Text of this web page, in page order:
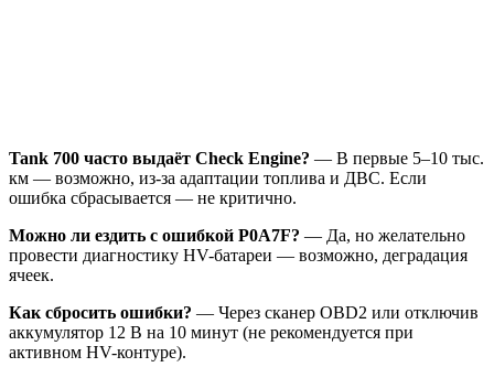
Tank 700 часто выдаёт Check Engine? — В первые 5–10 тыс.
км — возможно, из-за адаптации топлива и ДВС. Если
ошибка сбрасывается — не критично.
Можно ли ездить с ошибкой P0A7F? — Да, но желательно
провести диагностику HV-батареи — возможно, деградация
ячеек.
Как сбросить ошибки? — Через сканер OBD2 или отключив
аккумулятор 12 В на 10 минут (не рекомендуется при
активном HV-контуре).